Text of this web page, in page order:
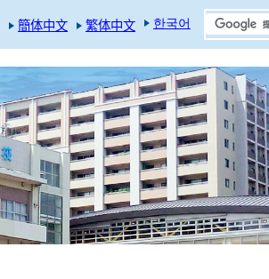
簡体中文 繁体中文 한국어